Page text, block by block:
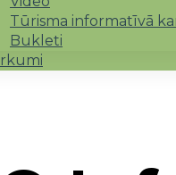
Tūrisma informatīvā
Bukleti